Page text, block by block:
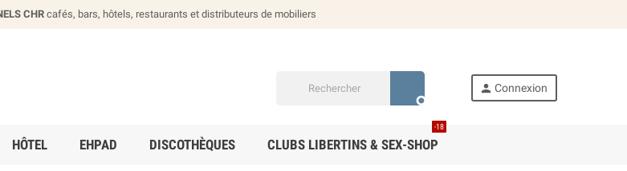
CHRcafés, bars, hôtels, restaurants et distributeurs de mobiliers
search
person Connexion
HÔTEL EHPAD DISCOTHÈQUES CLUBS LIBERTINS & SEX-SHOP
-18